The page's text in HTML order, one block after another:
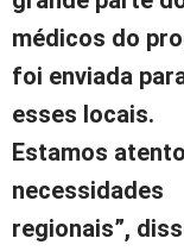
médicos do
foi enviada
esses locais.
Estamos
necessidades
regionais”,